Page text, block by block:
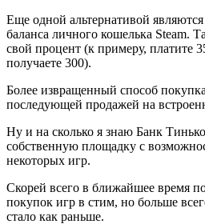
Еще одной альтернативой
баланса личного кошелька Steam.
свой процент (к примеру, платите
получаете 300).
Более извращенный способ
последующей продажей на
Ну и на сколько я знаю Банк
собственную площадку с
некоторых игр.
Скорей всего в ближайшее время
покупок игр в стим, но больше
стало как раньше.